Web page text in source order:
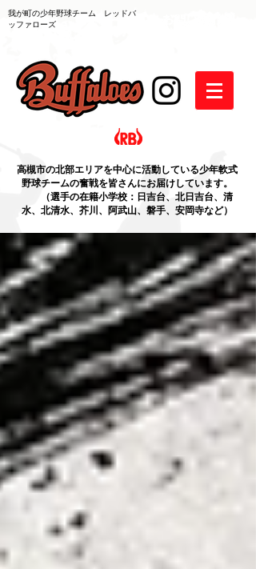
我が町の少年野球チーム レッドバ
ッファローズ
高槻市の北部エリアを中心に活動している少年軟式
野球チームの奮戦を皆さんにお届けしています。
（選手の在籍小学校：日吉台、北日吉台、清
水、北清水、芥川、阿武山、磐手、安岡寺など）